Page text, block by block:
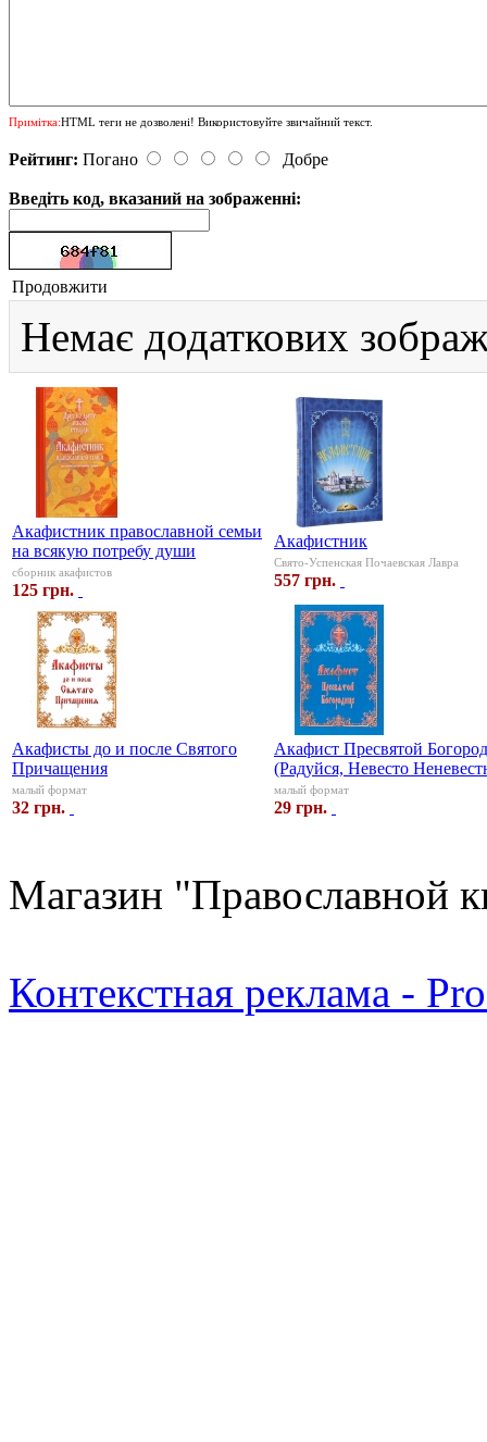
Примітка:HTML теги не дозволені! Використовуйте звичайний текст.
Рейтинг: Погано Добре
Введіть код, вказаний на зображенні:
Продовжити
Немає додаткових
Акафистник православной семьи
на всякую потребу души
сборник акафистов
125 грн.
Акафистник
Свято-Успенская Почаевская Лавра
557 грн.
Акафисты до и после Святого
Причащения
малый формат
32 грн.
Акафист Пресвятой
(Радуйся, Невесто
малый формат
29 грн.
Магазин "Православной
Контекстная реклама -